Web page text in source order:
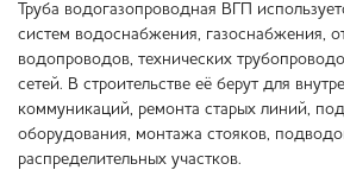
Труба водогазопроводная ВГП
систем водоснабжения, газоснабжения,
водопроводов, технических
сетей. В строительстве её берут для
коммуникаций, ремонта старых линий,
оборудования, монтажа стояков,
распределительных участков.